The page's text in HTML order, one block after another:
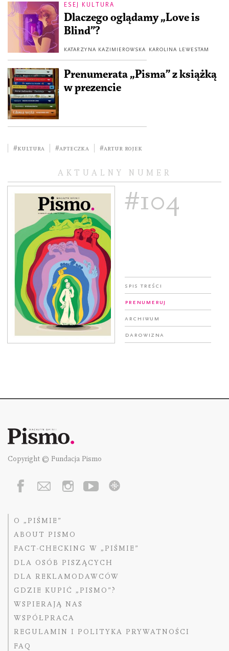
ESEJ KULTURA
Dlaczego oglądamy „Love is
Blind”?
KATARZYNA KAZIMIEROWSKA KAROLINA LEWESTAM
Prenumerata „Pisma” z książką
w prezencie
#kultura #Apteczka #Artur Rojek
AKTUALNY NUMER
#104
Spis treści
Prenumeruj
Archiwum
Darowizna
Copyright © Fundacja Pismo
O „PIŚMIE”
ABOUT PISMO
FACT-CHECKING W „PIŚMIE”
DLA OSÓB PISZĄCYCH
DLA REKLAMODAWCÓW
GDZIE KUPIĆ „PISMO”?
WSPIERAJĄ NAS
WSPÓŁPRACA
REGULAMIN I POLITYKA PRYWATNOŚCI
FAQ